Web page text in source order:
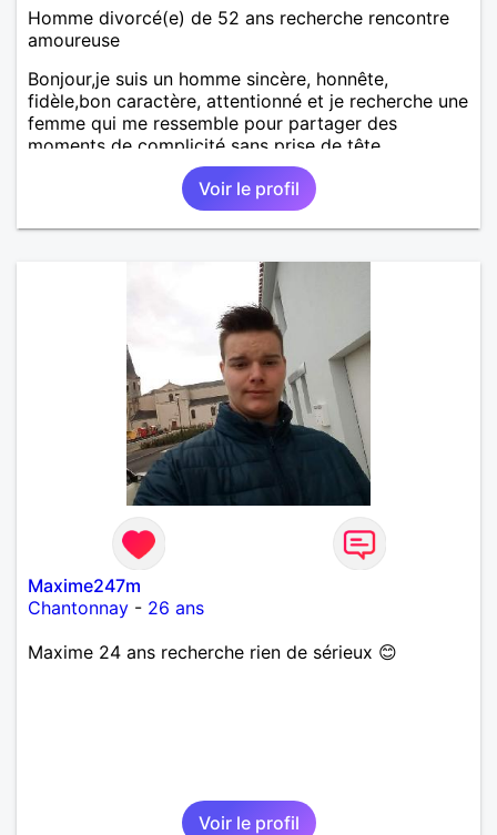
Homme divorcé(e) de 52 ans recherche rencontre
amoureuse
Bonjour,je suis un homme sincère, honnête,
fidèle,bon caractère, attentionné et je recherche une
femme qui me ressemble pour partager des
moments de complicité sans prise de tête
Voir le profil
Maxime247m
Chantonnay - 26 ans
Maxime 24 ans recherche rien de sérieux 😊
Voir le profil